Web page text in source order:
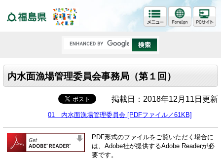
内水面漁場管理委員会事務局（第１回）
掲載日：2018年12月11日更新
01 内水面漁場管理委員会 [PDFファイル／61KB]
PDF形式のファイルをご覧いただく場合に
は、Adobe社が提供するAdobe Readerが必
要です。